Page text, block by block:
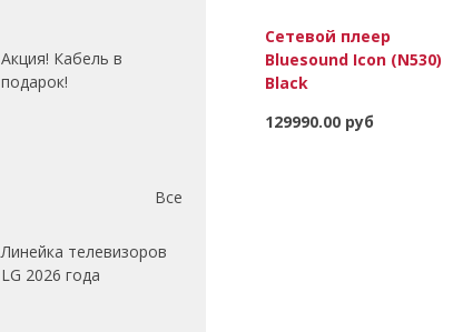
Акция! Кабель в
подарок!
Все
Линейка телевизоров
LG 2026 года
Сетевой плеер
Bluesound Icon (N530)
Black
129990.00 руб